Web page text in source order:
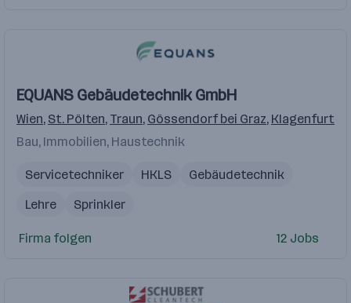
EQUANS Gebäudetechnik GmbH
Wien, St. Pölten, Traun, Gössendorf bei Graz, Klagenfurt
Bau, Immobilien, Haustechnik
Servicetechniker HKLS
Gebäudetechnik
Lehre
Sprinkler
Firma folgen 12 Jobs